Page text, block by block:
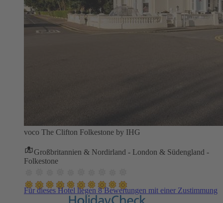
voco The Clifton Folkestone by IHG
Großbritannien & Nordirland - London & Südengland -
Folkestone
Für dieses Hotel liegen 8 Bewertungen mit einer Zustimmung